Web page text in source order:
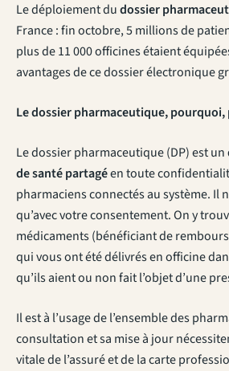
Le déploiement dudossier
France : fin octobre, 5 millions de
plus de 11 000 officines étaient
avantages de ce dossier électronique
Le dossier pharmaceutique, pourquoi,
Le dossier pharmaceutique (DP) est un
de santé partagéen toute
pharmaciens connectés au système. Il
qu’avec votre consentement. On y
médicaments (bénéficiant de
qui vous ont été délivrés en officine
qu’ils aient ou non fait l’objet d’une
Il est à l’usage de l’ensemble des
consultation et sa mise à jour
vitale de l’assuré et de la carte